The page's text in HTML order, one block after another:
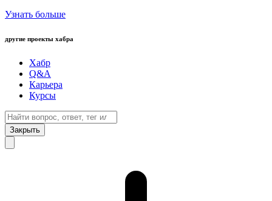
Узнать больше
другие проекты хабра
Хабр
Q&A
Карьера
Курсы
Закрыть